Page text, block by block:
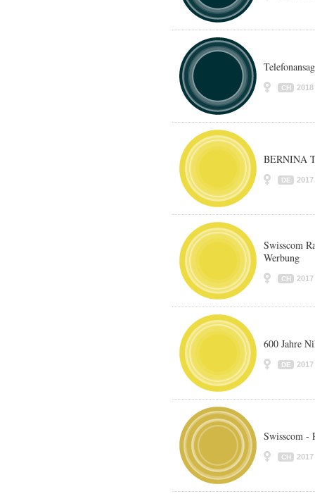
CH 2018
BERNINA
DE 2017
Swisscom
Werbung
CH 2017
600 Jahre
DE 2017
Swisscom -
CH 2017